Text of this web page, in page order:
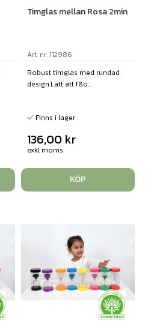
Timglas mellan Rosa 2min
Art. nr: 112986
Robust timglas med rundad
design.Lätt att f&o...
Finns i lager
136,00 kr
exkl moms
KÖP